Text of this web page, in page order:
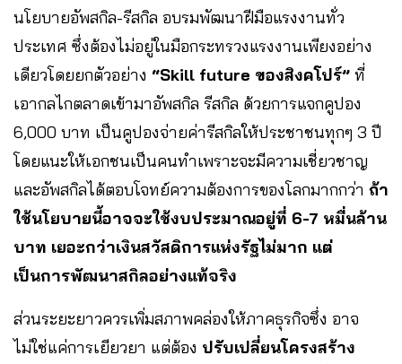
นโยบายอัพสกิล-รีสกิล อบรมพัฒนาฝีมือแรงงานทั่ว
ประเทศ ซึ่งต้องไม่อยู่ในมือกระทรวงแรงงานเพียงอย่าง
เดียวโดยยกตัวอย่าง “Skill future ของสิงคโปร์” ที่
เอากลไกตลาดเข้ามาอัพสกิล รีสกิล ด้วยการแจกคูปอง
6,000 บาท เป็นคูปองจ่ายค่ารีสกิลให้ประชาชนทุกๆ 3 ปี
โดยแนะให้เอกชนเป็นคนทำเพราะจะมีความเชี่ยวชาญ
และอัพสกิลได้ตอบโจทย์ความต้องการของโลกมากกว่า ถ้า
ใช้นโยบายนี้อาจจะใช้งบประมาณอยู่ที่ 6-7 หมื่นล้าน
บาท เยอะกว่าเงินสวัสดิการแห่งรัฐไม่มาก แต่
เป็นการพัฒนาสกิลอย่างแท้จริง
ส่วนระยะยาวควรเพิ่มสภาพคล่องให้ภาคธุรกิจซึ่ง อาจ
ไม่ใช่แค่การเยียวยา แต่ต้อง ปรับเปลี่ยนโครงสร้าง